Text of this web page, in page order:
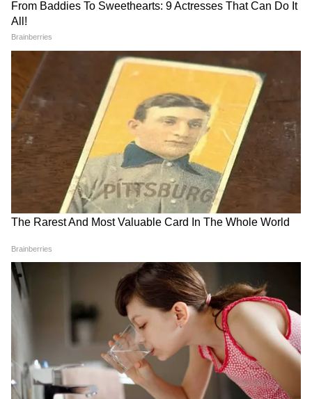
LATEST VIDEOS
Atiq Ahmad की पत्नी शाइस्ता तोड़ेंगी फरारी ?
या अबान के जनाजे से भी रहेंगी दूर
विपक्ष का हंगामा, गृह मंत्री Amit Shah का नाम
लेकर बरस पड़े Kiren Rijiju । Monsoon
Session